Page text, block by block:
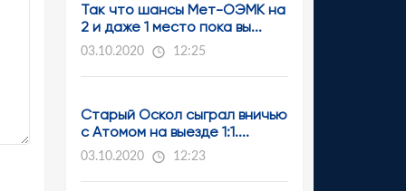
Так что шансы Мет-ОЭМК на
2 и даже 1 место пока вы...
03.10.2020 12:25
Старый Оскол сыграл вничью
с Атомом на выезде 1:1....
03.10.2020 12:23